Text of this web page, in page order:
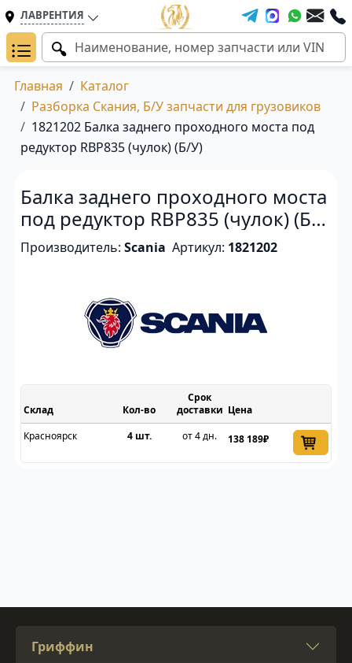
ЛАВРЕНТИЯ
Главная
Каталог
Разборка Скания, Б/У запчасти для грузовиков
1821202 Балка заднего проходного моста под
редуктор RBP835 (чулок) (Б/У)
Балка заднего проходного моста
под редуктор RBP835 (чулок) (Б/
У)
Производитель: Scania Артикул: 1821202
Склад
Срок
доставки Цена
Красноярск
4 шт. от 4 дн. 138 189₽
Гриффин